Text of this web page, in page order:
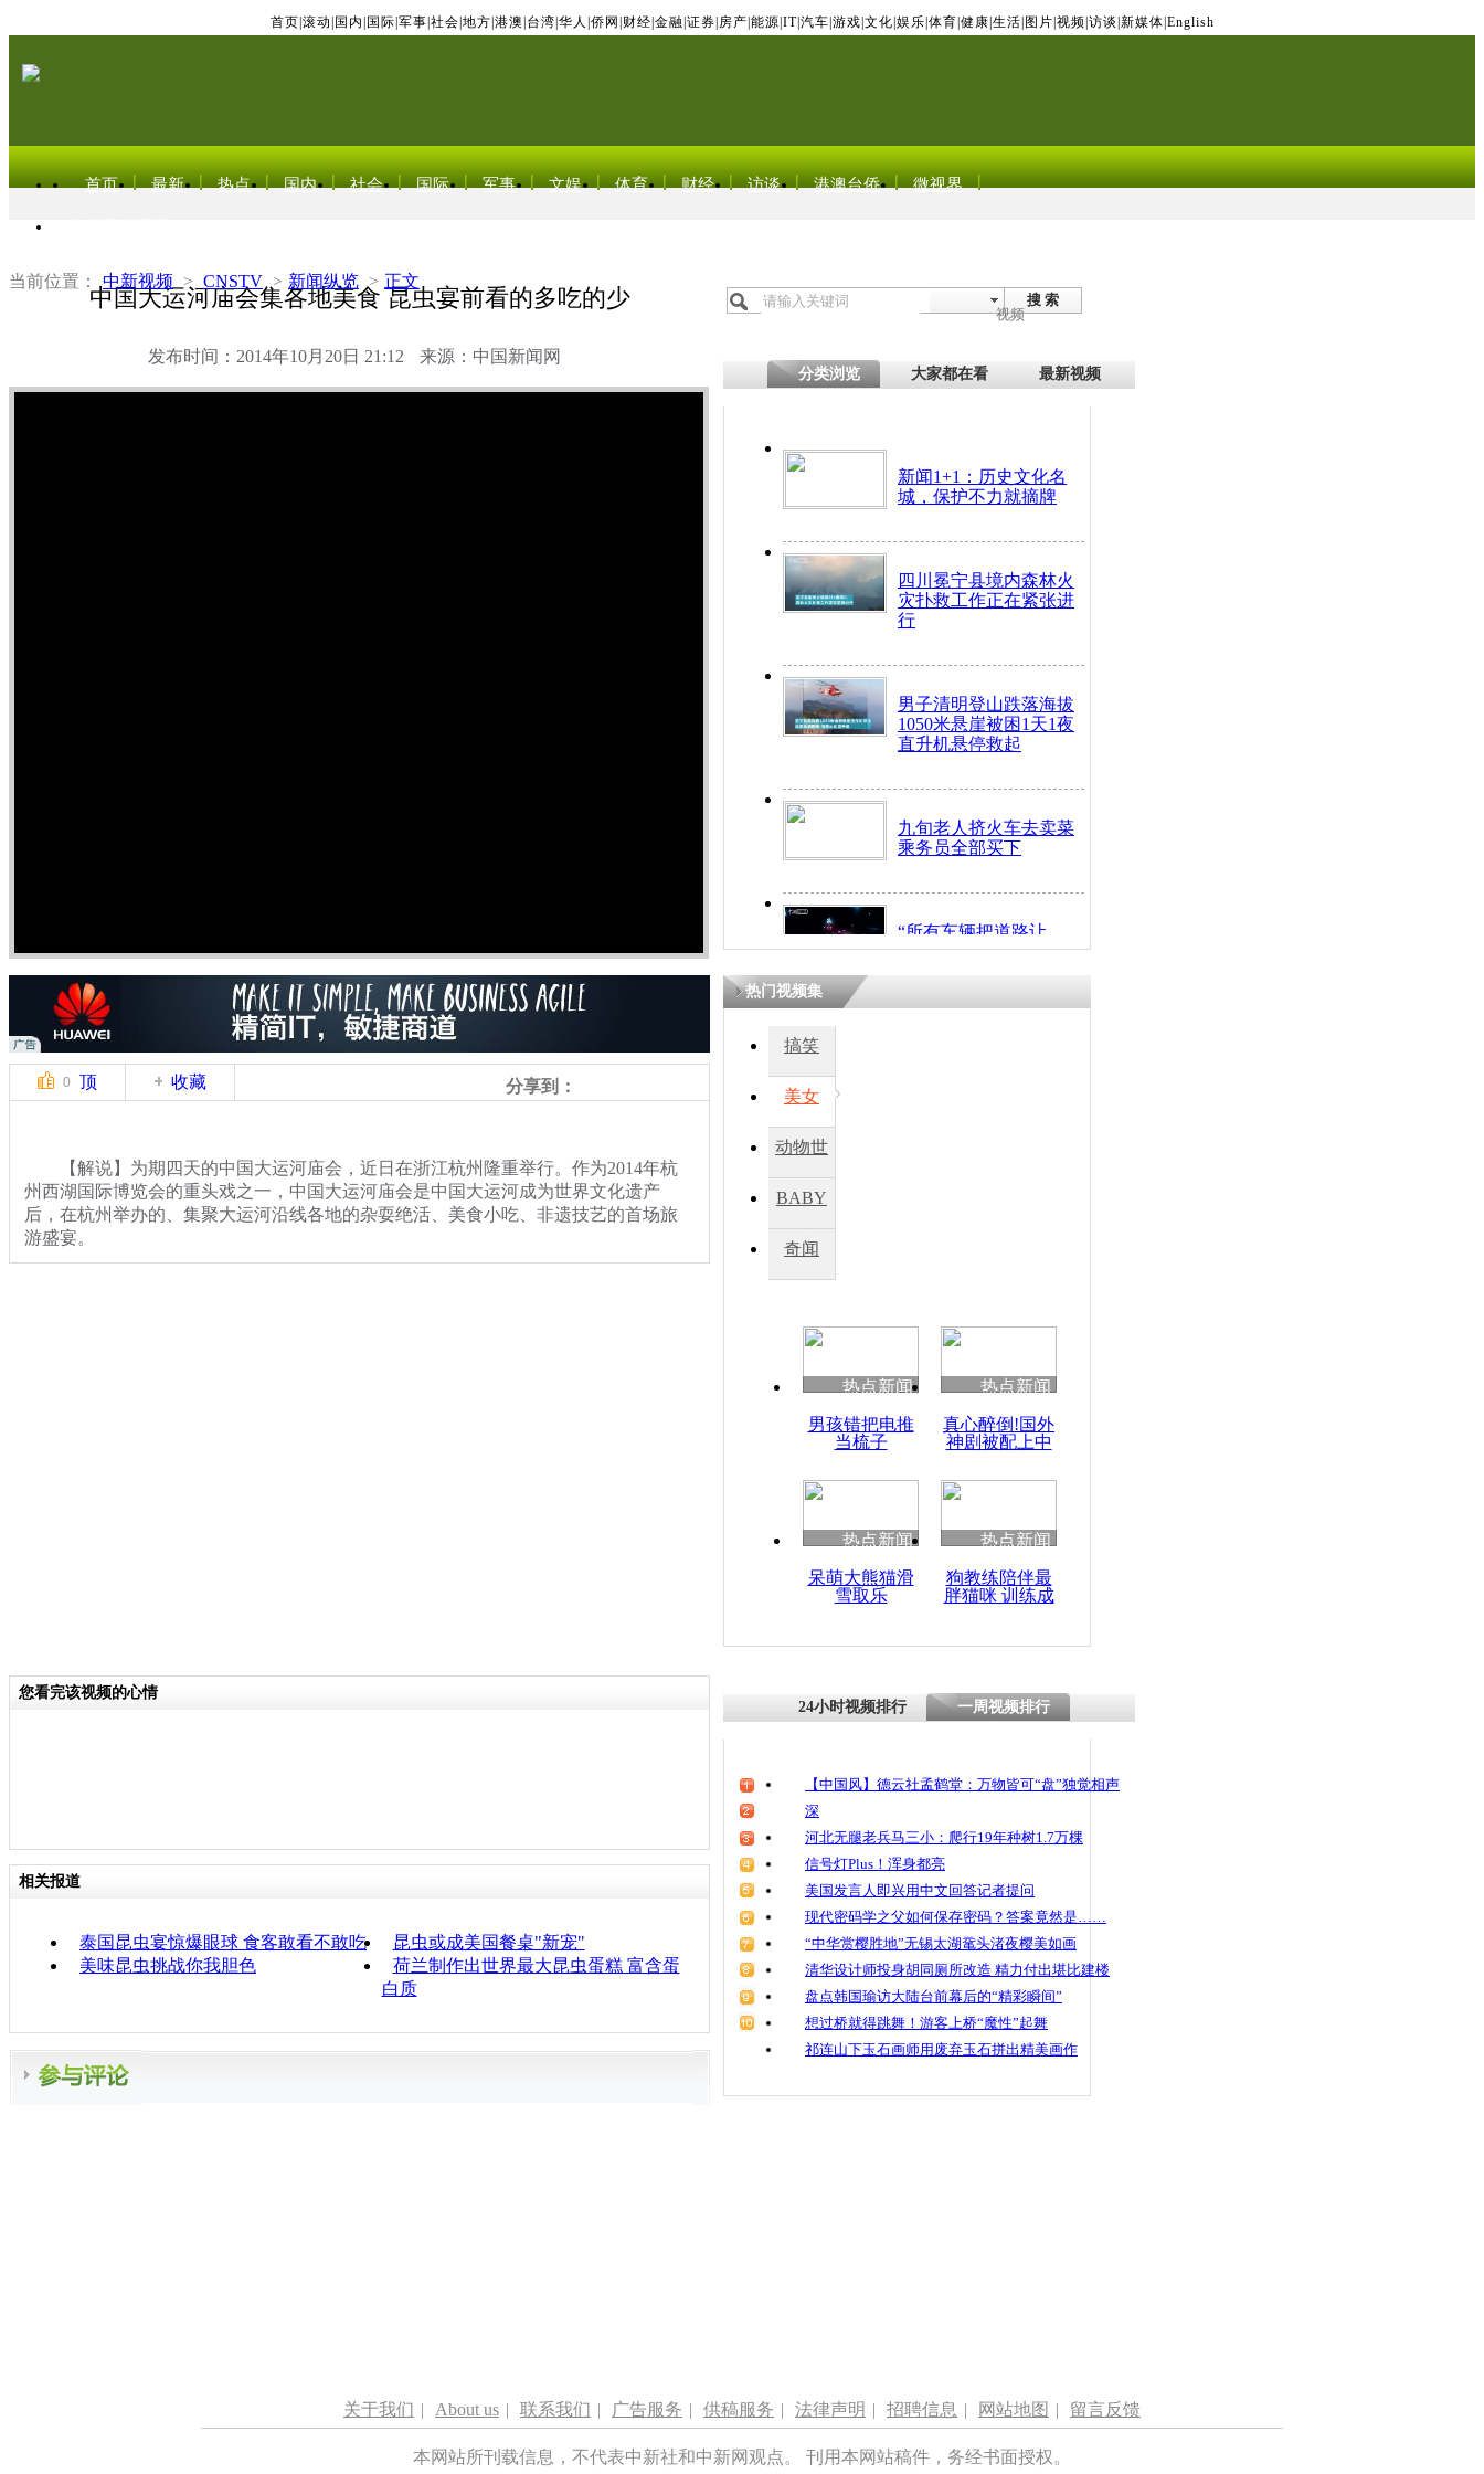
首页 滚动 国内 国际 军事 社会 地方 港澳 台湾 华人 侨网 财经 金融 证券 房产 能源 IT| 汽车 游戏 文化 娱乐 体育 健康 生活 图片 视频 访谈 新媒体 English
首页 最新 热点 国内 社会 国际 军事 文娱 体育 财经 访谈 港澳台侨 微视界
当前位置： 中新视频 > CNSTV > 新闻纵览 > 正文
中国大运河庙会集各地美食 昆虫宴前看的多吃的少
发布时间：2014年10月20日 21:12 来源：中国新闻网
搜 索
视频
分类浏览 大家都在看 最新视频
新闻1+1：历史文化名
城，保护不力就摘牌
四川冕宁县境内森林火
灾扑救工作正在紧张进
行
男子清明登山跌落海拔
1050米悬崖被困1天1夜
直升机悬停救起
九旬老人挤火车去卖菜
乘务员全部买下
“所有车辆把道路让
开！”儿童突发疾病交
因
度苗族花山节
魂
0 顶 收藏 分享到：
【解说】为期四天的中国大运河庙会，近日在浙江杭州隆重举行。作为2014年杭
州西湖国际博览会的重头戏之一，中国大运河庙会是中国大运河成为世界文化遗产
后，在杭州举办的、集聚大运河沿线各地的杂耍绝活、美食小吃、非遗技艺的首场旅
游盛宴。
热门视频集
搞笑
美女
动物世
BABY
秀
奇闻
热点新闻
男孩错把电推
当梳子
热点新闻
真心醉倒!国外
神剧被配上中
热点新闻
呆萌大熊猫滑
雪取乐
热点新闻
狗教练陪伴最
胖猫咪 训练成
您看完该视频的心情
相关报道
泰国昆虫宴惊爆眼球 食客敢看不敢吃
昆虫或成美国餐桌"新宠"
美味昆虫挑战你我胆色
荷兰制作出世界最大昆虫蛋糕 富含蛋
白质
24小时视频排行 一周视频排行
【中国风】德云社孟鹤堂：万物皆可“盘”独觉相声
深
河北无腿老兵马三小：爬行19年种树1.7万棵
信号灯Plus！浑身都亮
美国发言人即兴用中文回答记者提问
现代密码学之父如何保存密码？答案竟然是……
“中华赏樱胜地”无锡太湖鼋头渚夜樱美如画
清华设计师投身胡同厕所改造 精力付出堪比建楼
盘点韩国瑜访大陆台前幕后的“精彩瞬间”
想过桥就得跳舞！游客上桥“魔性”起舞
祁连山下玉石画师用废弃玉石拼出精美画作
关于我们 | About us | 联系我们 | 广告服务 | 供稿服务 | 法律声明 | 招聘信息 | 网站地图 | 留言反馈
本网站所刊载信息，不代表中新社和中新网观点。 刊用本网站稿件，务经书面授权。